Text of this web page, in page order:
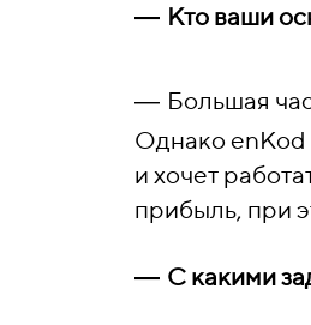
― Кто ваши
― Большая
Однако enKod
и хочет
прибыль, при
― С какими